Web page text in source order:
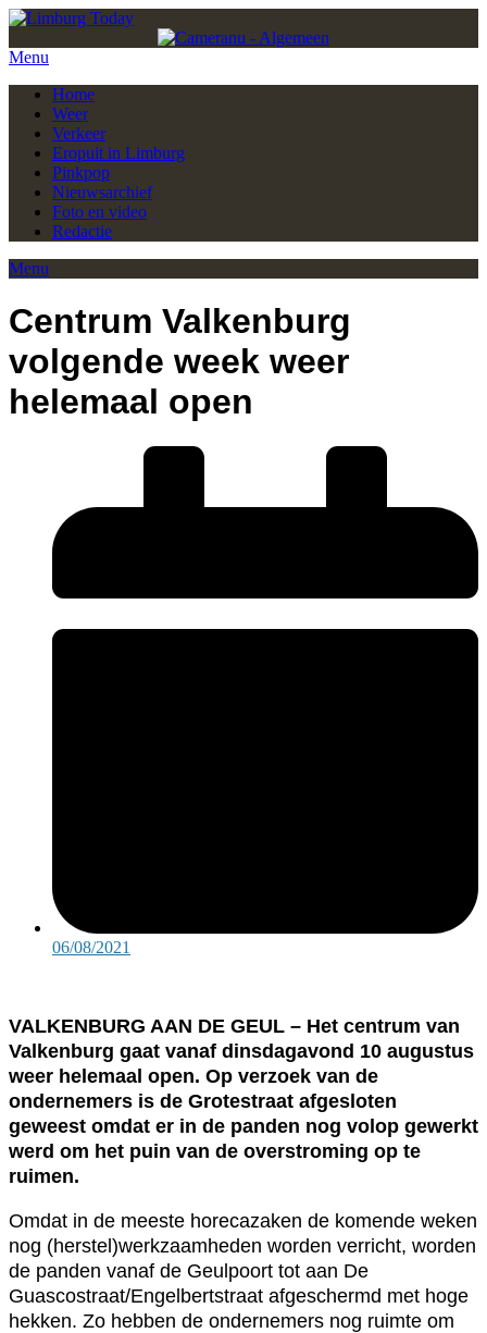
Menu
Home
Weer
Verkeer
Eropuit in Limburg
Pinkpop
Nieuwsarchief
Foto en video
Redactie
Menu
Centrum Valkenburg
volgende week weer
helemaal open
06/08/2021
VALKENBURG AAN DE GEUL – Het centrum van
Valkenburg gaat vanaf dinsdagavond 10 augustus
weer helemaal open. Op verzoek van de
ondernemers is de Grotestraat afgesloten
geweest omdat er in de panden nog volop gewerkt
werd om het puin van de overstroming op te
ruimen.
Omdat in de meeste horecazaken de komende weken
nog (herstel)werkzaamheden worden verricht, worden
de panden vanaf de Geulpoort tot aan De
Guascostraat/Engelbertstraat afgeschermd met hoge
hekken. Zo hebben de ondernemers nog ruimte om